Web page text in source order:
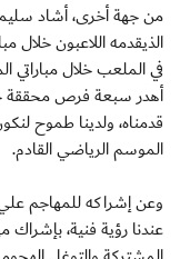
من جهة أخرى، أشاد
الذيقدمه اللاعبون خلال
في الملعب خلال
أهدر سبعة فرص محققة
قدمناه، ولدينا طموح
الموسم الرياضي القادم.
وعن إشراكه للمهاجم علي
عندنا رؤية فنية،